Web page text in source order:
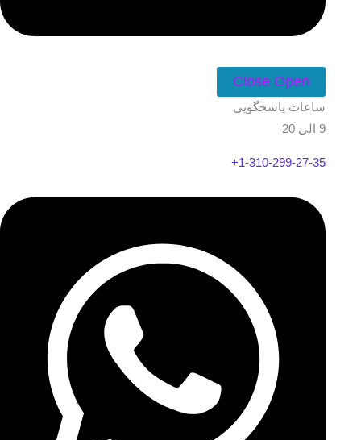
Close Open
ساعات پاسخگویی
9 الی 20
1-310-299-27-35+